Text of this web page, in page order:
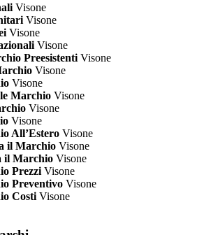
Visone
Visone
Visone
Visone
Preesistenti Visone
Visone
Visone
Marchio Visone
Visone
Visone
All’Estero Visone
il Marchio Visone
il Marchio Visone
Prezzi Visone
Preventivo Visone
Costi Visone